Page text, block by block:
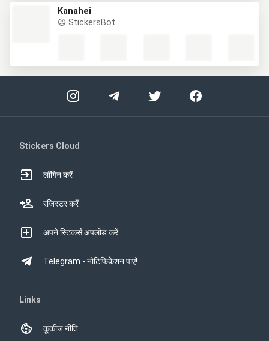
Kanahei
StickersBot
Stickers Cloud
लॉगिन करें
रजिस्टर करें
अपने स्टिकर्स अपलोड करें
Telegram - नोटिफिकेशन पाएं!
Links
कूकीज नीति